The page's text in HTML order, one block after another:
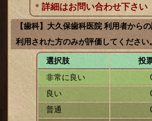
＊詳細はお問い合わせ下さい
【歯科】大久保歯科医院 利用者から
利用された方のみが評価してください
選択肢
投
非常に良い
良い
普通